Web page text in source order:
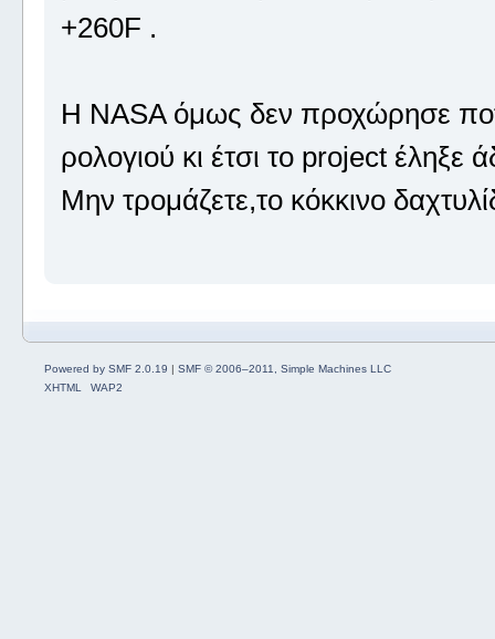
+260F .
Η ΝΑSA όμως δεν προχώρησε
ρολογιού κι έτσι το project έληξε
Μην τρομάζετε,το κόκκινο
Powered by SMF 2.0.19 | SMF © 2006–2011, Simple Machines LLC
XHTML
WAP2